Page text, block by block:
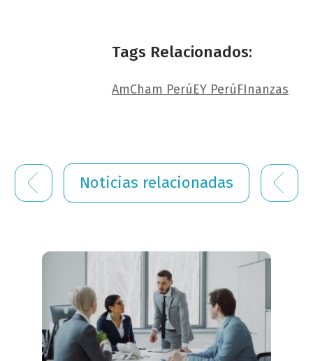
Tags Relacionados:
AmCham PerúEY PerúFInanzas
Noticias relacionadas